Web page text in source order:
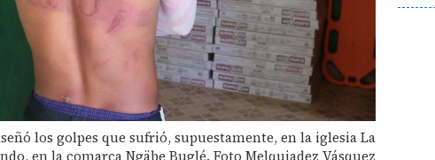
los golpes que sufrió, supuestamente, en la iglesia La
en la comarca Ngäbe Buglé. Foto Melquiadez Vásquez